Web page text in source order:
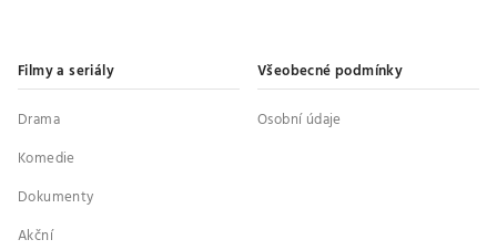
Filmy a seriály
Drama
Komedie
Dokumenty
Akční
Všeobecné podmínky
Osobní údaje